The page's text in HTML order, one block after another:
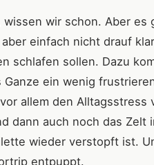
wissen wir schon. Aber
einfach nicht drauf
schlafen sollen. Dazu
ein wenig
allem den
dann auch noch das Zelt
wieder verstopft ist.
entpuppt.